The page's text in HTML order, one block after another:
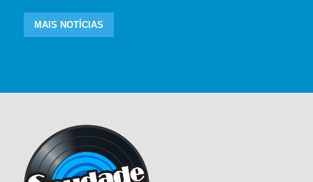
MAIS NOTÍCIAS